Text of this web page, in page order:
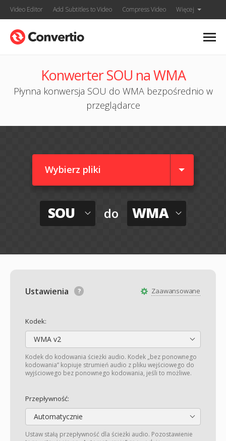
Video Editor Add Subtitles to Video Compress Video Więcej
Konwerter SOU na WMA
Płynna konwersja SOU do WMA bezpośrednio w
przeglądarce
Wybierz pliki
SOU do WMA
Zaawansowane
Ustawienia
Kodek:
WMA v2
Kodek do kodowania ścieżki audio. Kodek „bez ponownego
kodowania” kopiuje strumień audio z pliku wejściowego do
wyjściowego bez ponownego kodowania, jeśli to możliwe.
Przepływność:
Automatycznie
Ustaw stałą przepływność dla ścieżki audio. Pozostawienie